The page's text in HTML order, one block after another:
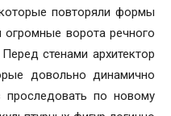
повторяли формы
огромные ворота речного
стенами архитектор
довольно динамично
проследовать по новому